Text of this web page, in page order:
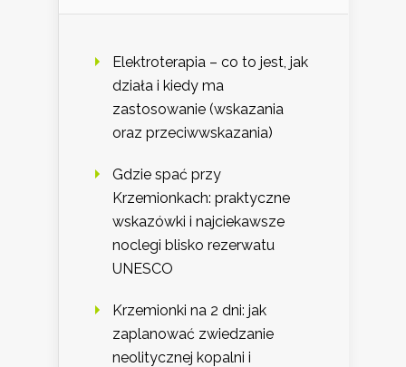
Elektroterapia – co to jest, jak
działa i kiedy ma
zastosowanie (wskazania
oraz przeciwwskazania)
Gdzie spać przy
Krzemionkach: praktyczne
wskazówki i najciekawsze
noclegi blisko rezerwatu
UNESCO
Krzemionki na 2 dni: jak
zaplanować zwiedzanie
neolitycznej kopalni i